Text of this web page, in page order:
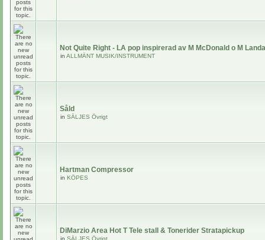
Not Quite Right - LA pop inspirerad av M McDonald o M
in ALLMÄNT MUSIK/INSTRUMENT
Såld
in SÄLJES Övrigt
Hartman Compressor
in KÖPES
DiMarzio Area Hot T Tele stall & Tonerider Stratapickup
in SÄLJES Övrigt